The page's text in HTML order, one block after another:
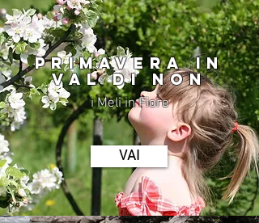
PRIMAVERA IN
VAL DI NON
i Meli in Fiore
VAI